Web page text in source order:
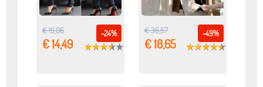
-24%
€ 19,06
€ 14,49
-49%
€ 36,57
€ 18,65